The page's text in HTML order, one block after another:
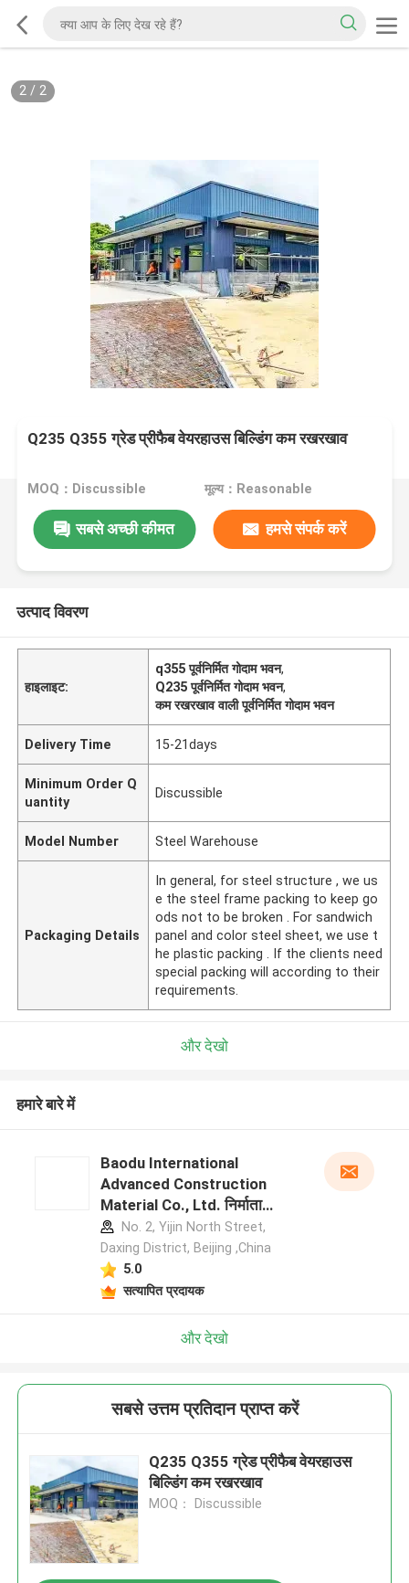
2/ 2
Q235 Q355 ग्रेड प्रीफैब वेयरहाउस बिल्डिंग कम रखरखाव
MOQ：Discussible मूल्य：Reasonable
सबसे अच्छी कीमत हमसे संपर्क करें
उत्पाद विवरण
हाइलाइट:
q355 पूर्वनिर्मित गोदाम भवन,
Q235 पूर्वनिर्मित गोदाम भवन,
कम रखरखाव वाली पूर्वनिर्मित गोदाम भवन
Delivery Time 15-21days
Minimum Order Q
uantity
Discussible
Model Number Steel Warehouse
Packaging Details
In general, for steel structure , we us
e the steel frame packing to keep go
ods not to be broken . For sandwich
panel and color steel sheet, we use t
he plastic packing . If the clients need
special packing will according to their
requirements.
और देखो
हमारे बारे में
Baodu International
Advanced Construction
Material Co., Ltd. निर्माता
प्रोफ़ाइलNo. 2, Yijin North Street,
Daxing District, Beijing ,China
5.0
सत्यापित प्रदायक
और देखो
सबसे उत्तम प्रतिदान प्राप्त करें
Q235 Q355 ग्रेड प्रीफैब वेयरहाउस
बिल्डिंग कम रखरखाव
MOQ： Discussible